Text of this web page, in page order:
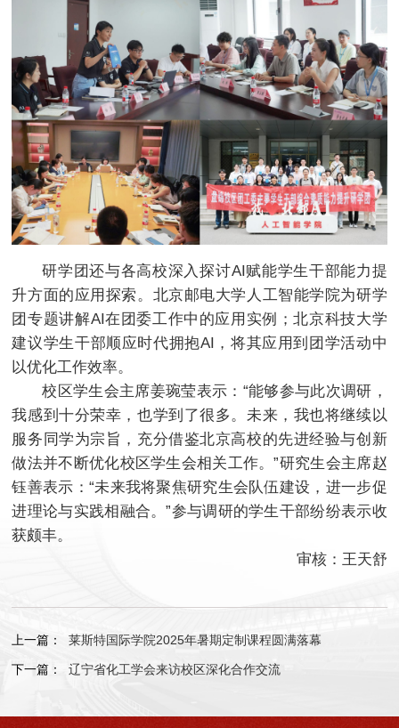
研学团还与各高校深入探讨AI赋能学生干部能力提
升方面的应用探索。北京邮电大学人工智能学院为研学
团专题讲解AI在团委工作中的应用实例；北京科技大学
建议学生干部顺应时代拥抱AI，将其应用到团学活动中
以优化工作效率。
校区学生会主席姜琬莹表示：“能够参与此次调研，
我感到十分荣幸，也学到了很多。未来，我也将继续以
服务同学为宗旨，充分借鉴北京高校的先进经验与创新
做法并不断优化校区学生会相关工作。”研究生会主席赵
钰善表示：“未来我将聚焦研究生会队伍建设，进一步促
进理论与实践相融合。”参与调研的学生干部纷纷表示收
获颇丰。
审核：王天舒
上一篇： 莱斯特国际学院2025年暑期定制课程圆满落幕
下一篇： 辽宁省化工学会来访校区深化合作交流